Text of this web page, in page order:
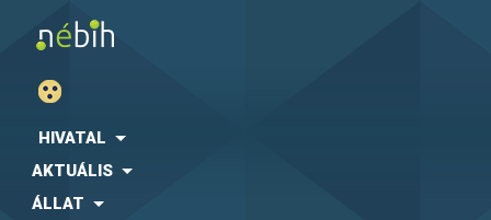
HIVATAL
AKTUÁLIS
ÁLLAT